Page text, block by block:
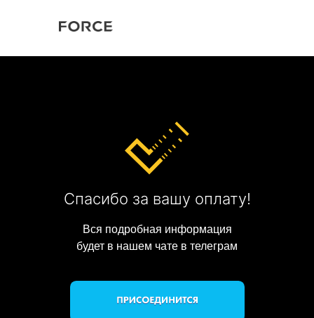
Спасибо за вашу оплату!
Вся подробная информация
будет в нашем чате в телеграм